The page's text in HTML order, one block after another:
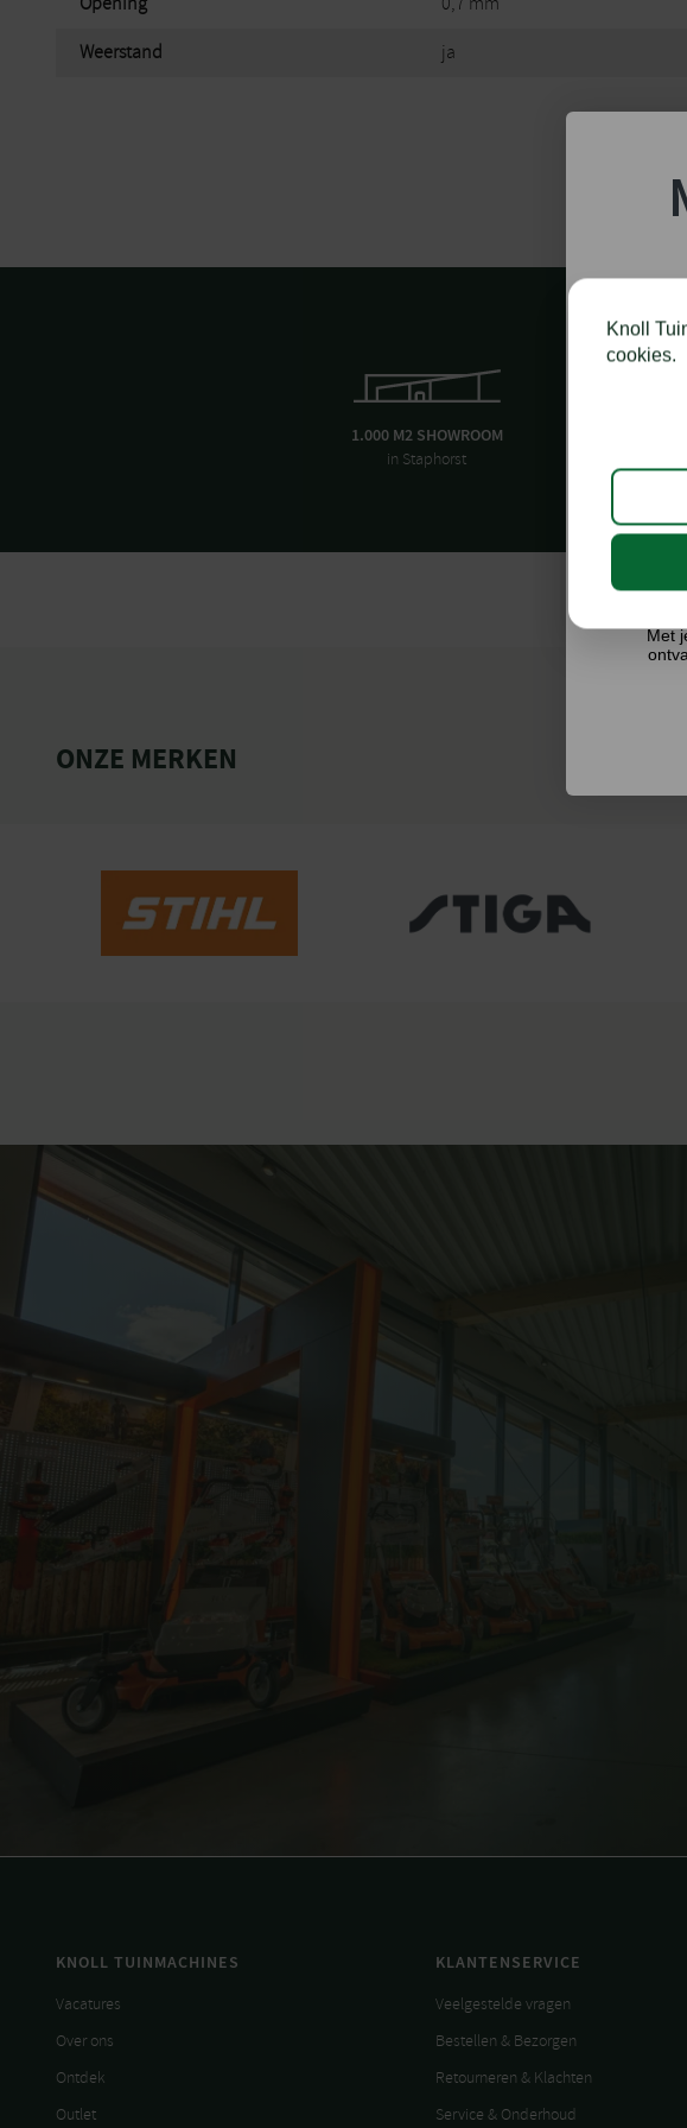
Weerstand ja
1.000 M2 SHOWROOM
in Staphorst
ONZE MERKEN
KNOLL TUINMACHINES
Vacatures
Over ons
Ontdek
Outlet
KLANTENSERVICE
Veelgestelde vragen
Bestellen & Bezorgen
Retourneren & Klachten
Service & Onderhoud
Knoll
cookies.
Met